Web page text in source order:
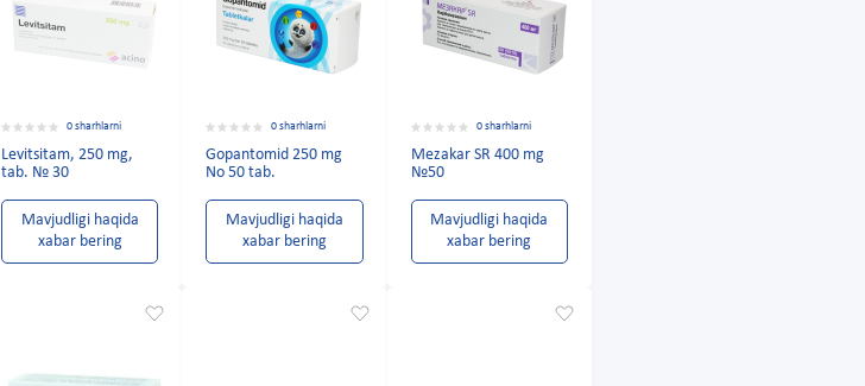
0 sharhlarni
Levitsitam, 250 mg,
tab. № 30
Mavjudligi haqida
xabar bering
0 sharhlarni
Gopantomid 250 mg
No 50 tab.
Mavjudligi haqida
xabar bering
0 sharhlarni
Mezakar SR 400 mg
№50
Mavjudligi haqida
xabar bering